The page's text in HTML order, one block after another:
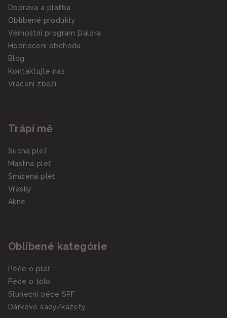
Doprava a platba
Oblíbené produkty
Věrnostní program Dalora
Hodnocení obchodu
Blog
Kontaktujte nás
Vrácení zboží
Trápí mě
Suchá pleť
Mastná pleť
Smíšená pleť
Vrásky
Akné
Oblíbené kategórie
Péče o pleť
Péče o tělo
Sluneční péče SPF
Dárkové sady/kazety